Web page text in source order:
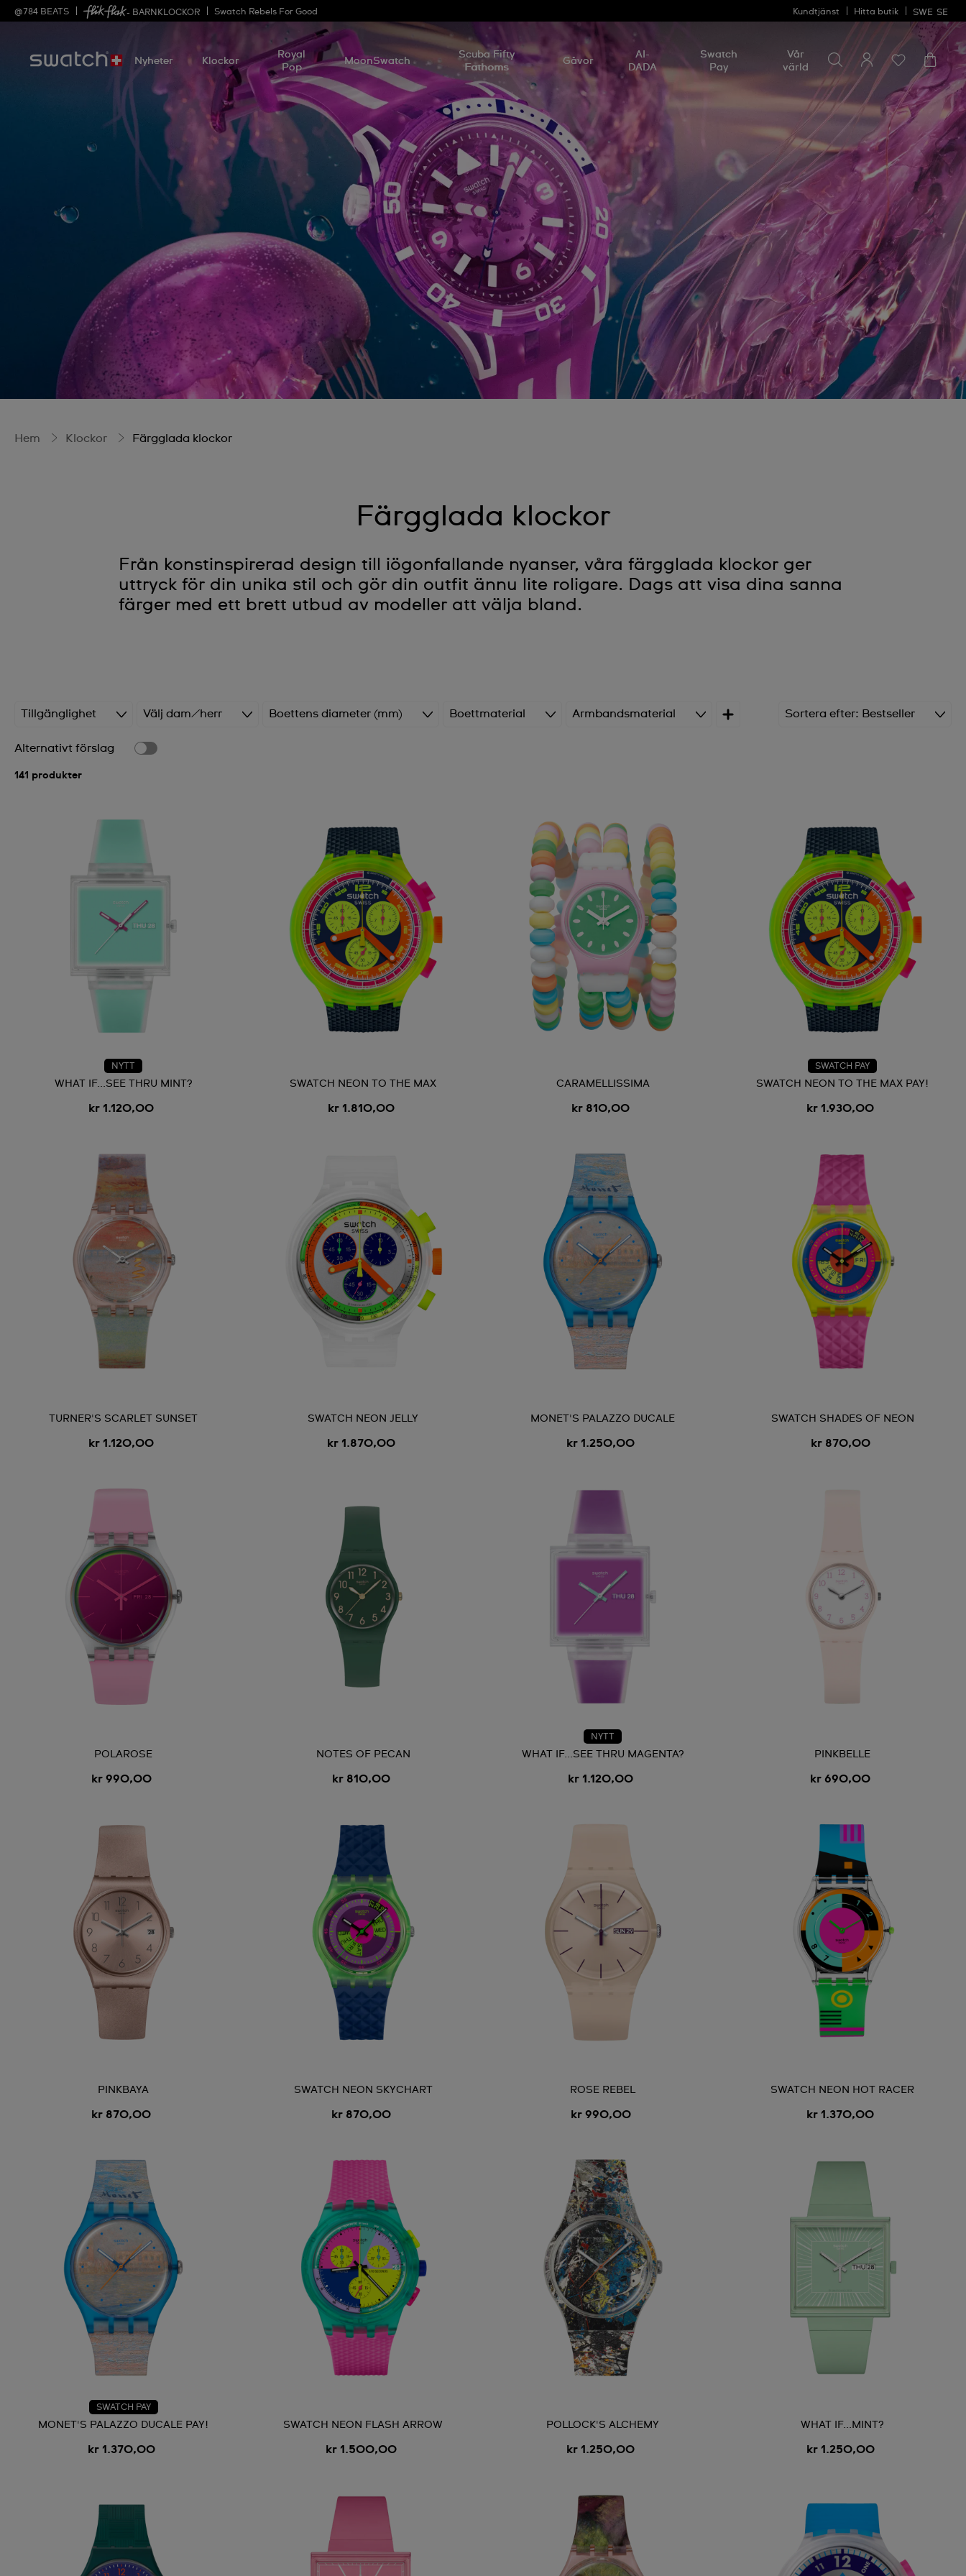
@ 784 BEATS - BARNKLOCKOR Swatch Rebels For Good Kundtjänst Hitta butik SWE SE
Nyheter Klockor
Royal
Pop
MoonSwatch
Scuba Fifty
Fathoms
Gåvor
AI-
DADA
Swatch
Pay
Vår
värld
efter
något
Hem Klockor Färgglada klockor
Färgglada klockor
Från konstinspirerad design till iögonfallande nyanser, våra färgglada klockor ger
uttryck för din unika stil och gör din outfit ännu lite roligare. Dags att visa dina sanna
färger med ett brett utbud av modeller att välja bland.
Tillgänglighet Välj dam/herr Boettens diameter (mm) Boettmaterial Armbandsmaterial Sortera efter Bestseller
Alternativt förslag
141 produkter
NYTT
WHAT IF...SEE THRU MINT?
kr 1.120,00
SWATCH NEON TO THE MAX
kr 1.810,00
CARAMELLISSIMA
kr 810,00
SWATCH PAY
SWATCH NEON TO THE MAX PAY!
kr 1.930,00
TURNER'S SCARLET SUNSET
kr 1.120,00
SWATCH NEON JELLY
kr 1.870,00
MONET'S PALAZZO DUCALE
kr 1.250,00
SWATCH SHADES OF NEON
kr 870,00
POLAROSE
kr 990,00
NOTES OF PECAN
kr 810,00
NYTT
WHAT IF...SEE THRU MAGENTA?
kr 1.120,00
PINKBELLE
kr 690,00
PINKBAYA
kr 870,00
SWATCH NEON SKYCHART
kr 870,00
ROSE REBEL
kr 990,00
SWATCH NEON HOT RACER
kr 1.370,00
SWATCH PAY
MONET'S PALAZZO DUCALE PAY!
kr 1.370,00
SWATCH NEON FLASH ARROW
kr 1.500,00
POLLOCK'S ALCHEMY
kr 1.250,00
WHAT IF...MINT?
kr 1.250,00